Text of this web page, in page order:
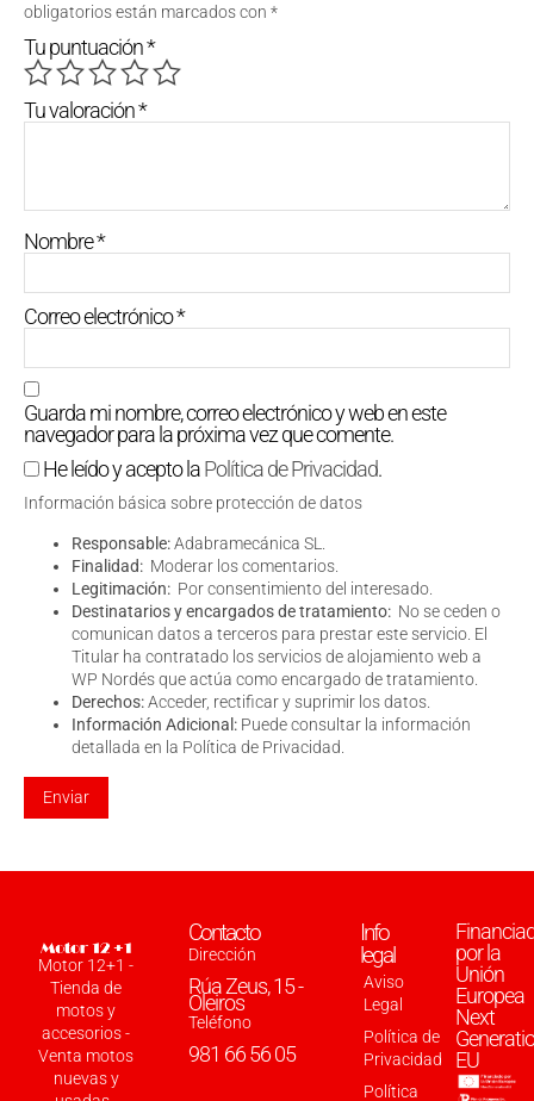
obligatorios están marcados con *
Tu puntuación*
Tu valoración*
Nombre*
Correo electrónico*
Guarda mi nombre, correo electrónico y web en este
navegador para la próxima vez que comente.
He leído y acepto laPolítica de Privacidad.
Información básica sobre protección de datos
Responsable:Adabramecánica SL.
Finalidad: Moderar los comentarios.
Legitimación: Por consentimiento del interesado.
Destinatarios y encargados de tratamiento: No se ceden o
comunican datos a terceros para prestar este servicio. El
Titular ha contratado los servicios de alojamiento web a
WP Nordés que actúa como encargado de tratamiento.
Derechos:Acceder, rectificar y suprimir los datos.
Información Adicional: Puede consultar la información
detallada en la Política de Privacidad.
Motor 12+1 -
Tienda de
motos y
accesorios -
Venta motos
nuevas y
Contacto
Dirección
Rúa Zeus, 15 -
Oleiros
Teléfono
981 66 56 05
Info
legal
Aviso
Legal
Política de
Privacidad
Política
por la
Unión
Europea
Next
EU